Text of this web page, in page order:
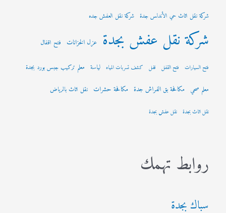
شركة نقل اثاث حي الأندلس جدة شركة نقل العفش جده
شركة نقل عفش بجدة عزل الخزانات فتح اقفال
فتح السيارات فتح القفل قفل كشف تسربات المياه لياسة معلم تركيب جبس بورد بجدة
معلم صحي مكافحة بق الفراش جدة مكافحة حشرات نقل اثاث بالرياض
نقل اثاث بجدة نقل عفش بجدة
روابط تهمك
سباك بجدة